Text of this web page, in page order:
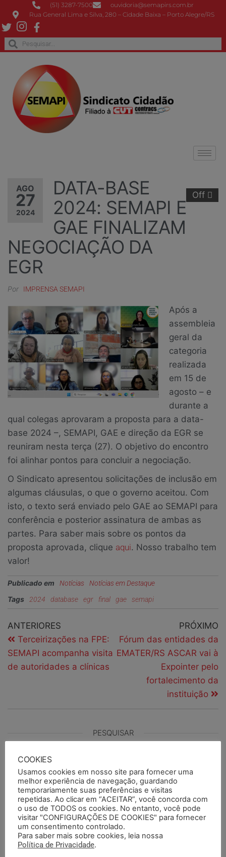
(51) 3287-7500
ouvidoria@semapirs.com.br
Rua General Lima e Silva, 280 – Cidade Baixa – Porto Alegre/RS
AGO
27
2024
Off
DATA-BASE
2024: SEMAPI E
GAE FINALIZAM
NEGOCIAÇÃO DA
EGR
Por IMPRENSA SEMAPI
Após a
assembleia
geral da
categoria
realizada
em 15 de
agosto – e
durante a
qual colegas aprovaram a proposta para a data-
base 2024 –, SEMAPI, GAE e direção da EGR se
reuniram nesta terça (27). O objetivo do encontro
foi alinhar pontos para concluir a negociação.
O Sindicato apresentou solicitações de inclusão em
algumas cláusulas, o que o governo aceitou. Com
isto, o texto será enviado pelo GAE ao SEMAPI para
conferência e posterior assinatura de ambas as
partes. Para saber mais sobre os pontos da
proposta aprovada, clique aqui. Nosso trabalho tem
valor!
Publicado em Notícias Notícias em Destaque
Tags 2024 database egr final gae semapi
ANTERIORES
Terceirizações na FPE:
SEMAPI acompanha visita
de autoridades a clínicas
PRÓXIMO
Fórum das entidades da
EMATER/RS ASCAR vai à
Expointer pelo
fortalecimento da
instituição
PESQUISAR
PESQUISAR DOCUMENTOS
PESQUISAR POR TERMOS
COOKIES
Usamos cookies em nosso site para fornecer uma
melhor experiência de navegação, guardando
temporariamente suas preferências e visitas
repetidas. Ao clicar em “ACEITAR”, você concorda com
o uso de TODOS os cookies. No entanto, você pode
visitar "CONFIGURAÇÕES DE COOKIES" para fornecer
um consentimento controlado.
Para saber mais sobre cookies, leia nossa
Política de Privacidade.